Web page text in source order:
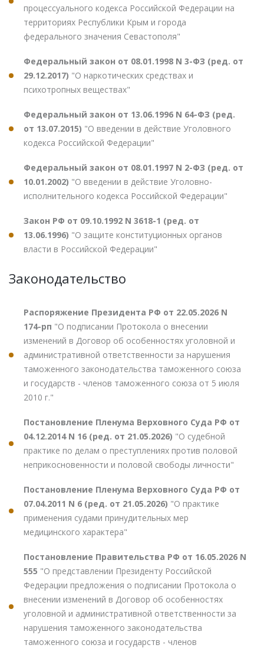
процессуального кодекса Российской Федерации на
территориях Республики Крым и города
федерального значения Севастополя"
Федеральный закон от 08.01.1998 N 3-ФЗ (ред. от
29.12.2017) "О наркотических средствах и
психотропных веществах"
Федеральный закон от 13.06.1996 N 64-ФЗ (ред.
от 13.07.2015) "О введении в действие Уголовного
кодекса Российской Федерации"
Федеральный закон от 08.01.1997 N 2-ФЗ (ред. от
10.01.2002) "О введении в действие Уголовно-
исполнительного кодекса Российской Федерации"
Закон РФ от 09.10.1992 N 3618-1 (ред. от
13.06.1996) "О защите конституционных органов
власти в Российской Федерации"
Законодательство
Распоряжение Президента РФ от 22.05.2026 N
174-рп "О подписании Протокола о внесении
изменений в Договор об особенностях уголовной и
административной ответственности за нарушения
таможенного законодательства таможенного союза
и государств - членов таможенного союза от 5 июля
2010 г."
Постановление Пленума Верховного Суда РФ от
04.12.2014 N 16 (ред. от 21.05.2026) "О судебной
практике по делам о преступлениях против половой
неприкосновенности и половой свободы личности"
Постановление Пленума Верховного Суда РФ от
07.04.2011 N 6 (ред. от 21.05.2026) "О практике
применения судами принудительных мер
медицинского характера"
Постановление Правительства РФ от 16.05.2026 N
555 "О представлении Президенту Российской
Федерации предложения о подписании Протокола о
внесении изменений в Договор об особенностях
уголовной и административной ответственности за
нарушения таможенного законодательства
таможенного союза и государств - членов